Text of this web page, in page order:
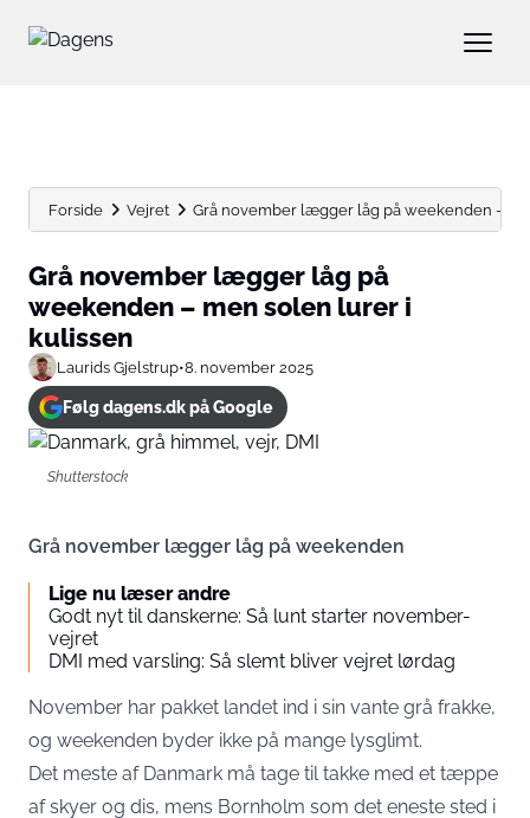
Forside Vejret Grå november lægger låg på weekenden –
Grå november lægger låg på
weekenden – men solen lurer i
kulissen
Laurids Gjelstrup•8. november 2025
Følg dagens.dk på Google
Shutterstock
Grå november lægger låg på weekenden
Lige nu læser andre
Godt nyt til danskerne: Så lunt starter november-
vejret
DMI med varsling: Så slemt bliver vejret lørdag
November har pakket landet ind i sin vante grå frakke,
og weekenden byder ikke på mange lysglimt.
Det meste af Danmark må tage til takke med et tæppe
af skyer og dis, mens Bornholm som det eneste sted i